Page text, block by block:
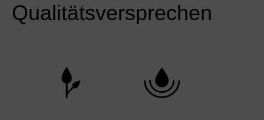
Qualitätsversprechen